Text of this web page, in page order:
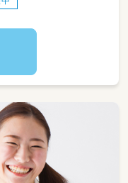
の消毒など、子ども
画・準備・運営